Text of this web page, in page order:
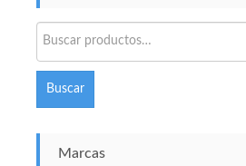
por:
Buscar
Marcas